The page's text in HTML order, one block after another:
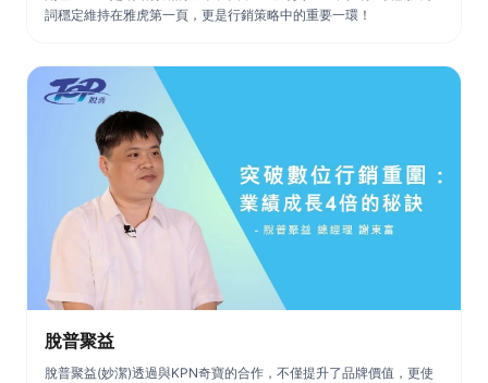
詞穩定維持在雅虎第一頁，更是行銷策略中的重要一環！
脫普聚益
脫普聚益(妙潔)透過與KPN奇寶的合作，不僅提升了品牌價值，更使